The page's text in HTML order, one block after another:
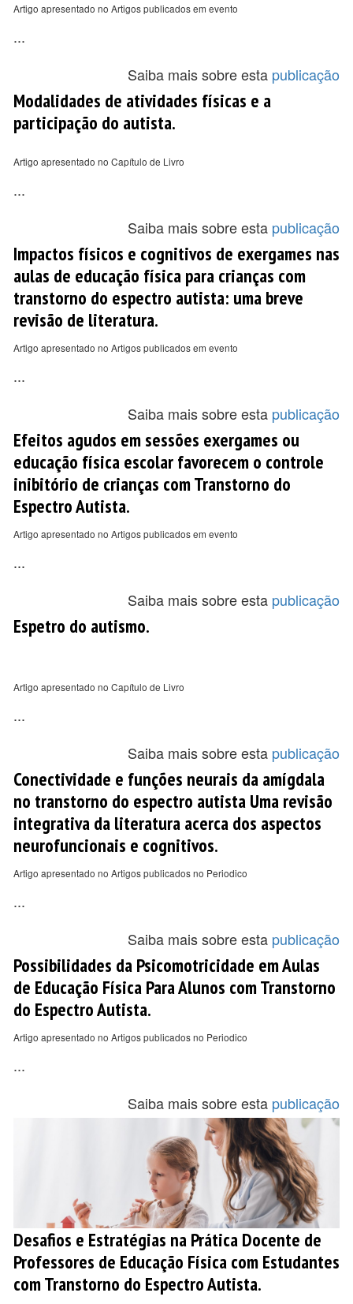
Artigo apresentado no Artigos publicados em evento
...
Saiba mais sobre esta publicação
Modalidades de atividades físicas e a
participação do autista.
Artigo apresentado no Capítulo de Livro
...
Saiba mais sobre esta publicação
Impactos físicos e cognitivos de exergames nas
aulas de educação física para crianças com
transtorno do espectro autista: uma breve
revisão de literatura.
Artigo apresentado no Artigos publicados em evento
...
Saiba mais sobre esta publicação
Efeitos agudos em sessões exergames ou
educação física escolar favorecem o controle
inibitório de crianças com Transtorno do
Espectro Autista.
Artigo apresentado no Artigos publicados em evento
...
Saiba mais sobre esta publicação
Espetro do autismo.
Artigo apresentado no Capítulo de Livro
...
Saiba mais sobre esta publicação
Conectividade e funções neurais da amígdala
no transtorno do espectro autista Uma revisão
integrativa da literatura acerca dos aspectos
neurofuncionais e cognitivos.
Artigo apresentado no Artigos publicados no Periodico
...
Saiba mais sobre esta publicação
Possibilidades da Psicomotricidade em Aulas
de Educação Física Para Alunos com Transtorno
do Espectro Autista.
Artigo apresentado no Artigos publicados no Periodico
...
Saiba mais sobre esta publicação
Desafios e Estratégias na Prática Docente de
Professores de Educação Física com Estudantes
com Transtorno do Espectro Autista.